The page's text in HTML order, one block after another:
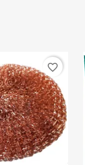
favorite_border